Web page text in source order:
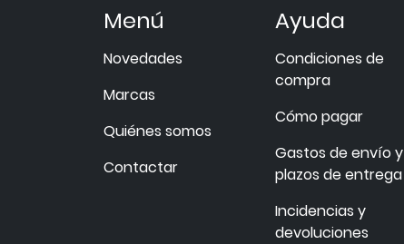
Menú
Novedades
Marcas
Quiénes somos
Contactar
Ayuda
Condiciones de
compra
Cómo pagar
Gastos de envío y
plazos de entrega
Incidencias y
devoluciones